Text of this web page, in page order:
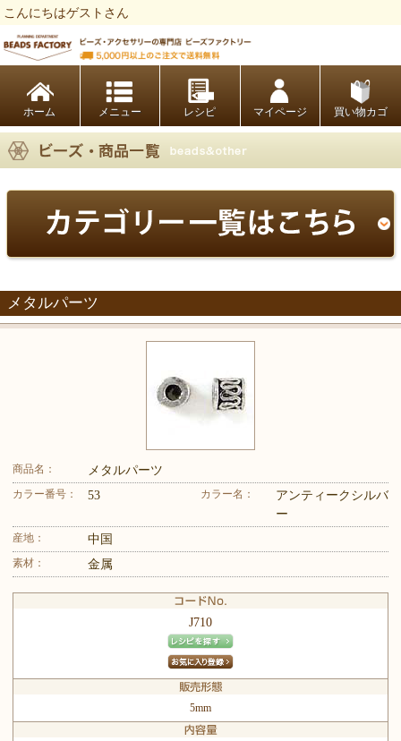
こんにちはゲストさん
ホーム レシピ マイページ 買い物カゴ
メタルパーツ
商品名： メタルパーツ
カラー番号： 53 カラー名：
アンティークシルバ
ー
産地： 中国
素材： 金属
J710
5mm